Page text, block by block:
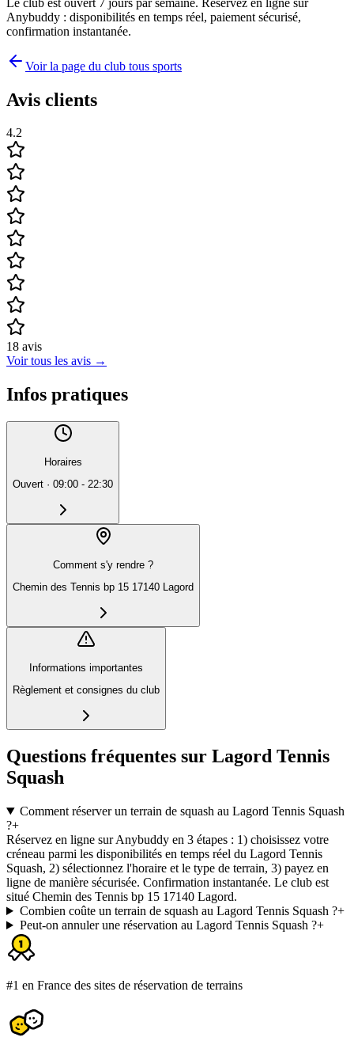
Anybuddy : disponibilités en temps réel, paiement sécurisé,
confirmation instantanée.
Voir la page du club tous sports
Avis clients
4.2
18 avis
Voir tous les avis →
Infos pratiques
Horaires
Ouvert · 09:00 - 22:30
Comment s'y rendre ?
Chemin des Tennis bp 15 17140 Lagord
Informations importantes
Règlement et consignes du club
Questions fréquentes sur Lagord Tennis
Squash
Comment réserver un terrain de squash au Lagord Tennis Squash
?+
Réservez en ligne sur Anybuddy en 3 étapes : 1) choisissez votre
créneau parmi les disponibilités en temps réel du Lagord Tennis
Squash, 2) sélectionnez l'horaire et le type de terrain, 3) payez en
ligne de manière sécurisée. Confirmation instantanée. Le club est
situé Chemin des Tennis bp 15 17140 Lagord.
Combien coûte un terrain de squash au Lagord Tennis Squash ?+
Peut-on annuler une réservation au Lagord Tennis Squash ?+
#1 en France des sites de réservation de terrains